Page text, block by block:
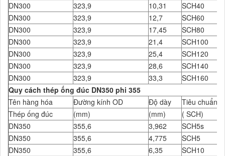
DN300
323,9 10,31
SCH40
DN300
323,9 12,7
SCH60
DN300
323,9 17,45
SCH80
DN300
323,9 21,4
SCH100
DN300
323,9 25,4
SCH120
DN300
323,9 28,6
SCH140
DN300
323,9 33,3
SCH160
Quy cách thép ống đúc DN350 phi 355
Tên hàng hóa
Đường kính OD Độ dày
Tiêu chuẩn
Thép ống đúc
(mm) (mm)
( SCH)
DN350
355,6 3,962
SCH5s
DN350
355,6 4,775
SCH5
DN350
355,6 6,35
SCH10